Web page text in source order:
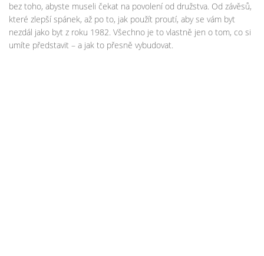
bez toho, abyste museli čekat na povolení od družstva. Od závěsů,
které zlepší spánek, až po to, jak použít proutí, aby se vám byt
nezdál jako byt z roku 1982. Všechno je to vlastně jen o tom, co si
umíte představit – a jak to přesně vybudovat.